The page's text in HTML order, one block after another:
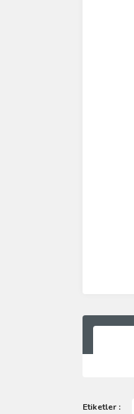
Görüş
Etiketler :